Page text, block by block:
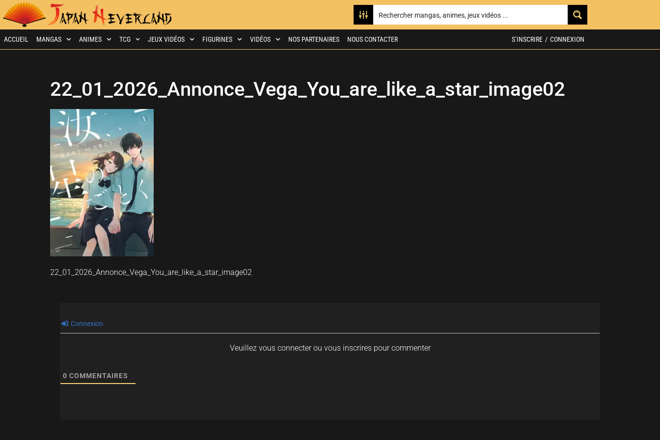
ACCUEIL MANGAS ANIMES TCG JEUX VIDÉOS FIGURINES VIDÉOS NOS PARTENAIRES NOUS CONTACTER S’INSCRIRE / CONNEXION
22_01_2026_Annonce_Vega_You_are_like_a_star_image02
22_01_2026_Annonce_Vega_You_are_like_a_star_image02
Connexion
Veuillez vous connecter ou vous inscrires pour commenter
0 COMMENTAIRES